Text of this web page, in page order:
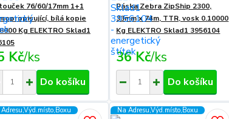
76/60/17mm 1+1
bílá kopie
Kg ELEKTRO Sklad1
Kč/ks
Do košíku
Páska Zebra ZipShip 2300,
33mm x 74m, TTR, vosk 0.10000
Kg ELEKTRO Sklad1 3956104
36 Kč/ks
Do košíku
Na Adresu,Výd.místo,Boxu